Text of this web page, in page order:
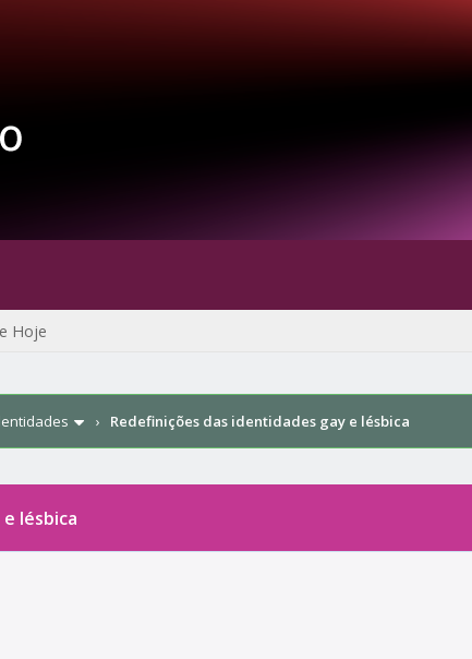
Hoje
› Redefinições das identidades gay e lésbica
média
lésbica